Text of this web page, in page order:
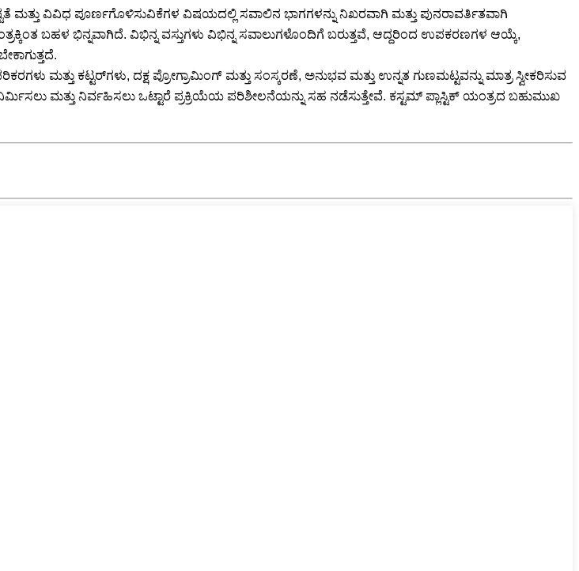
ಮತ್ತು ವಿವಿಧ ಪೂರ್ಣಗೊಳಿಸುವಿಕೆಗಳ ವಿಷಯದಲ್ಲಿ ಸವಾಲಿನ ಭಾಗಗಳನ್ನು ನಿಖರವಾಗಿ ಮತ್ತು ಪುನರಾವರ್ತಿತವಾಗಿ
ಬಹಳ ಭಿನ್ನವಾಗಿದೆ. ವಿಭಿನ್ನ ವಸ್ತುಗಳು ವಿಭಿನ್ನ ಸವಾಲುಗಳೊಂದಿಗೆ ಬರುತ್ತವೆ, ಆದ್ದರಿಂದ ಉಪಕರಣಗಳ ಆಯ್ಕೆ,
ಮತ್ತು ಕಟ್ಟರ್‌ಗಳು, ದಕ್ಷ ಪ್ರೋಗ್ರಾಮಿಂಗ್ ಮತ್ತು ಸಂಸ್ಕರಣೆ, ಅನುಭವ ಮತ್ತು ಉನ್ನತ ಗುಣಮಟ್ಟವನ್ನು ಮಾತ್ರ ಸ್ವೀಕರಿಸುವ
ಮತ್ತು ನಿರ್ವಹಿಸಲು ಒಟ್ಟಾರೆ ಪ್ರಕ್ರಿಯೆಯ ಪರಿಶೀಲನೆಯನ್ನು ಸಹ ನಡೆಸುತ್ತೇವೆ. ಕಸ್ಟಮ್ ಪ್ಲಾಸ್ಟಿಕ್ ಯಂತ್ರದ ಬಹುಮುಖ